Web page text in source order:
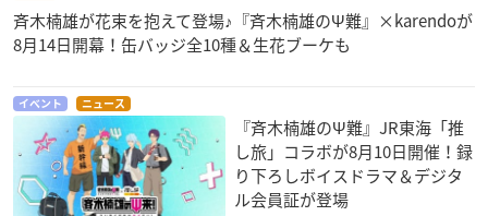
斉木楠雄が花束を抱えて登場♪『斉木楠雄のΨ難』×karendoが
8月14日開幕！缶バッジ全10種＆生花ブーケも
イベント ニュース
『斉木楠雄のΨ難』JR東海「推
し旅」コラボが8月10日開催！録
り下ろしボイスドラマ＆デジタ
ル会員証が登場